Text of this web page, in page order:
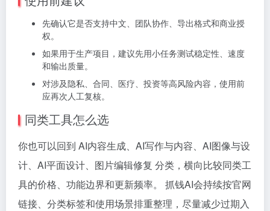
先确认它是否支持中文、团队协作、导出格式和商业授
权。
如果用于生产项目，建议先用小任务测试稳定性、速度
和输出质量。
对涉及隐私、合同、医疗、投资等高风险内容，使用前
应再次人工复核。
同类工具怎么选
你也可以回到 AI内容生成、AI写作与内容、AI图像与设
计、AI平面设计、图片编辑修复 分类，横向比较同类工
具的价格、功能边界和更新频率。 抓钱AI会持续按官网
链接、分类标签和使用场景排重整理，尽量减少过期入